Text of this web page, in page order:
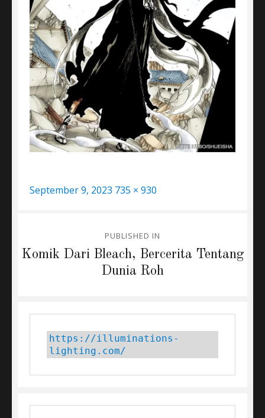
Posted
September 9, 2023 Full
735 × 930
navigation
PUBLISHED IN
Komik Dari Bleach, Bercerita Tentang
Dunia Roh
https://illuminations-
lighting.com/